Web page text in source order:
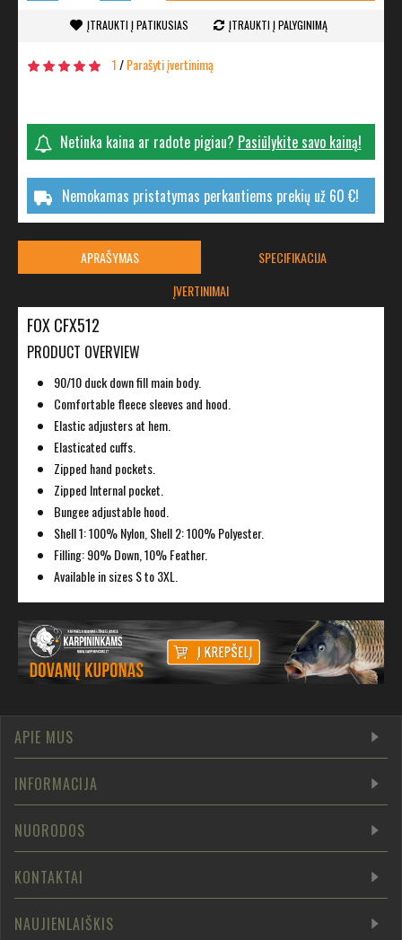
ĮTRAUKTI Į PATIKUSIAS ĮTRAUKTI Į PALYGINIMĄ
1/Parašyti įvertinimą
Netinka kaina ar radote pigiau? Pasiūlykite savo kainą!
Nemokamas pristatymas perkantiems prekių už 60 €!
APRAŠYMAS
SPECIFIKACIJA
ĮVERTINIMAI
FOX CFX512
PRODUCT OVERVIEW
90/10 duck down fill main body.
Comfortable fleece sleeves and hood.
Elastic adjusters at hem.
Elasticated cuffs.
Zipped hand pockets.
Zipped Internal pocket.
Bungee adjustable hood.
Shell 1: 100% Nylon, Shell 2: 100% Polyester.
Filling: 90% Down, 10% Feather.
Available in sizes S to 3XL.
APIE MUS
INFORMACIJA
NUORODOS
KONTAKTAI
NAUJIENLAIŠKIS